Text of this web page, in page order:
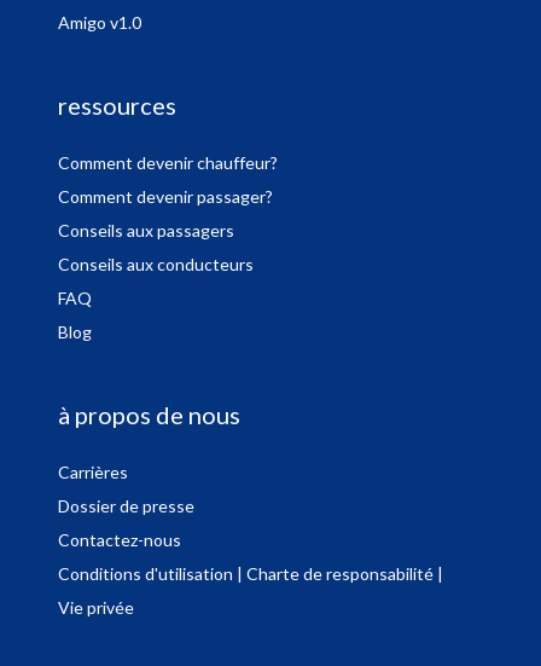
Amigo v1.0
ressources
Comment devenir chauffeur?
Comment devenir passager?
Conseils aux passagers
Conseils aux conducteurs
FAQ
Blog
à propos de nous
Carrières
Dossier de presse
Contactez-nous
Conditions d'utilisation | Charte de responsabilité |
Vie privée